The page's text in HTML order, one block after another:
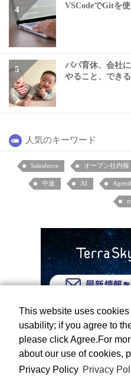
VSCodeでGitを
パパ育休、会社
やること、でき
人気のキーワード
Salesforce オープン社内報
中途 AI
This website uses
usability; if you agree to
please click Agree.For
about our use of cookies,
Privacy Policy Privacy